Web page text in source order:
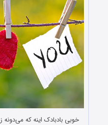
خوبی بادبادک اینه که